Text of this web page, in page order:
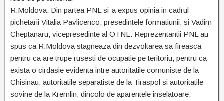
R.Moldova. Din partea PNL si-a expus opinia in cadrul
pichetarii Vitalia Pavlicenco, presedintele formatiunii, si Vadim
Cheptanaru, vicepresedinte al OTNL. Reprezentantii PNL au
spus ca R.Moldova stagneaza din dezvoltarea sa fireasca
pentru ca are trupe rusesti de ocupatie pe teritoriu, pentru ca
exista o cirdasie evidenta intre autoritatile comuniste de la
Chisinau, autoritatile separatiste de la Tiraspol si autoritatile
sovine de la Kremlin, dincolo de aparentele inselatoare.